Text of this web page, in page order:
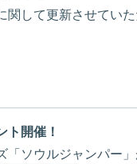
関して更新させてい
ト開催！
「ソウルジャンパー